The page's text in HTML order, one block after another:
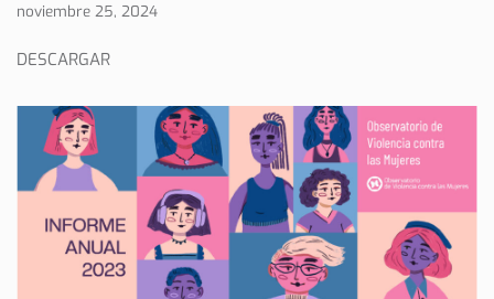
noviembre 25, 2024
DESCARGAR